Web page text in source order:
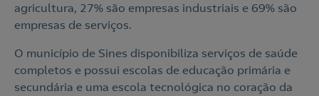
agricultura, 27% são empresas industriais e 69% são
empresas de serviços.
O município de Sines disponibiliza serviços de saúde
completos e possui escolas de educação primária e
secundária e uma escola tecnológica no coração da